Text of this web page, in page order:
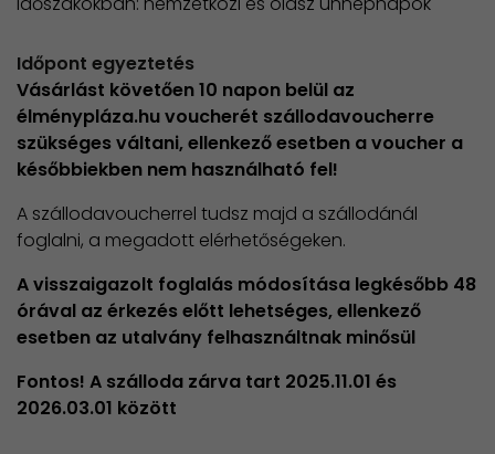
Időpont egyeztetés
Vásárlást követően 10 napon belül az
élménypláza.hu voucherét szállodavoucherre
szükséges váltani, ellenkező esetben a voucher a
későbbiekben nem használható fel!
A szállodavoucherrel tudsz majd a szállodánál
foglalni, a megadott elérhetőségeken.
A visszaigazolt foglalás módosítása legkésőbb 48
órával az érkezés előtt lehetséges, ellenkező
esetben az utalvány felhasználtnak minősül
Fontos! A szálloda zárva tart 2025.11.01 és
2026.03.01 között